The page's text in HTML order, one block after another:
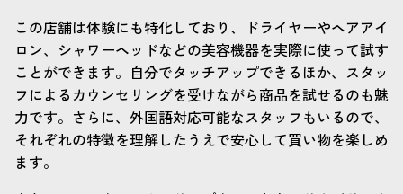
この店舗は体験にも特化しており、ドライヤーやヘアアイ
ロン、シャワーヘッドなどの美容機器を実際に使って試す
ことができます。自分でタッチアップできるほか、スタッ
フによるカウンセリングを受けながら商品を試せるのも魅
力です。さらに、外国語対応可能なスタッフもいるので、
それぞれの特徴を理解したうえで安心して買い物を楽しめ
ます。